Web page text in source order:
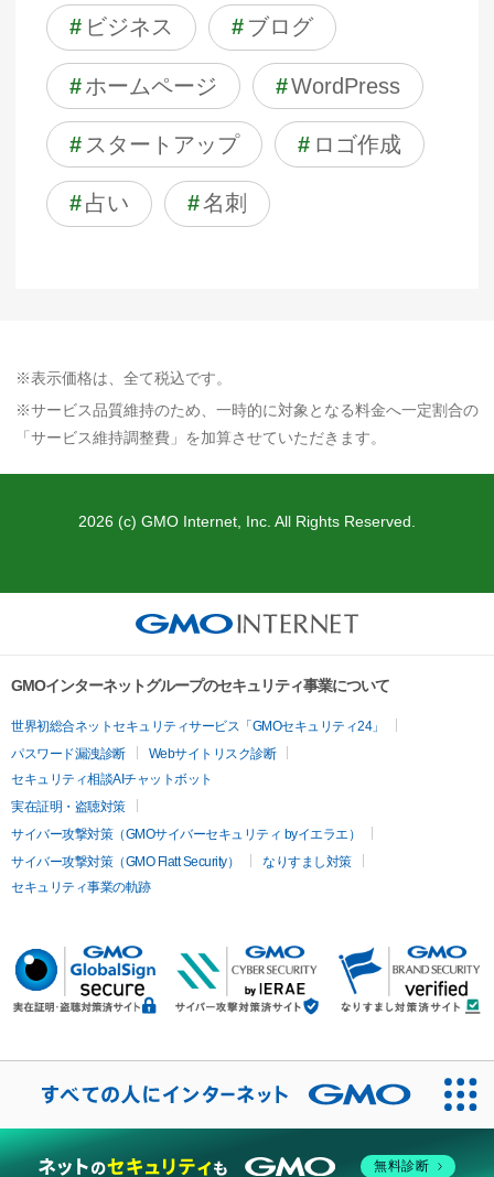
# ビジネス # ブログ
#ホームページ #WordPress
# スタートアップ # ロゴ作成
#占い #名刺
※表示価格は、全て税込です。
※サービス品質維持のため、一時的に対象となる料金へ一定割合の
「サービス維持調整費」を加算させていただきます。
2026 (c) GMO Internet, Inc. All Rights Reserved.
GMOインターネットグループのセキュリティ事業について
世界初総合ネットセキュリティサービス「GMOセキュリティ24」
パスワード漏洩診断
Webサイトリスク診断
セキュリティ相談AIチャットボット
実在証明・盗聴対策
サイバー攻撃対策（GMOサイバーセキュリティ byイエラエ）
サイバー攻撃対策（GMO Flatt Security）
なりすまし対策
セキュリティ事業の軌跡
無料診断